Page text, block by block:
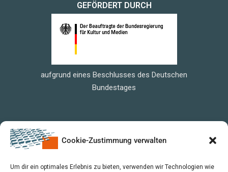
Cookie-Zustimmung verwalten
Um dir ein optimales Erlebnis zu bieten, verwenden wir Technologien wie
GEFÖRDERT DURCH
aufgrund eines Beschlusses des Deutschen
Bundestages